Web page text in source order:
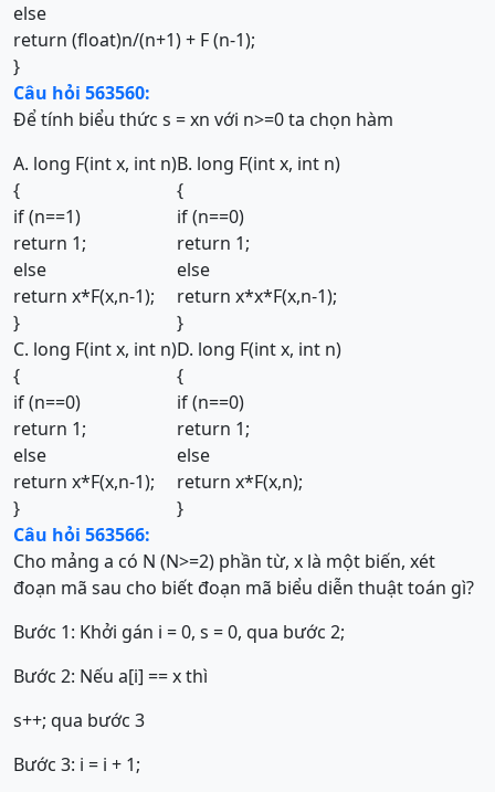
else
return (float)n/(n+1) + F (n-1);
}
Câu hỏi 563560:
Để tính biểu thức s = xn với n>=0 ta chọn hàm
A. long F(int x, int n)
{
if (n==1)
return 1;
else
return x*F(x,n-1);
}
B. long F(int x, int n)
{
if (n==0)
return 1;
else
return x*x*F(x,n-1);
}
C. long F(int x, int n)
{
if (n==0)
return 1;
else
return x*F(x,n-1);
}
D. long F(int x, int n)
{
if (n==0)
return 1;
else
return x*F(x,n);
}
Câu hỏi 563566:
Cho mảng a có N (N>=2) phần từ, x là một biến, xét
đoạn mã sau cho biết đoạn mã biểu diễn thuật toán gì?
Bước 1: Khởi gán i = 0, s = 0, qua bước 2;
Bước 2: Nếu a[i] == x thì
s++; qua bước 3
Bước 3: i = i + 1;